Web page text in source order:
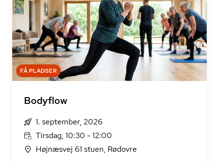
FÅ PLADSER
Bodyflow
1. september, 2026
Tirsdag, 10:30 - 12:00
Højnæsvej 61 stuen, Rødovre